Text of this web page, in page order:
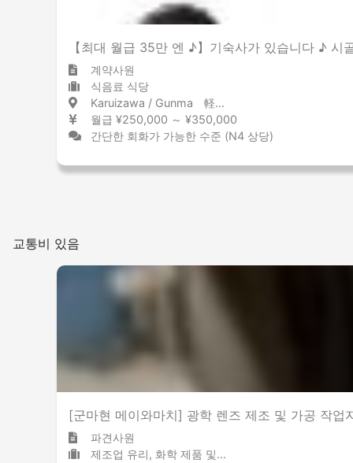
【최대 월급 35만 엔 ♪】기숙사가 있습니다 ♪ 시
계약사원
식음료 식당
Karuizawa / Gunma 軽井沢 / 群馬県
월급 ¥250,000 ～ ¥350,000
간단한 회화가 가능한 수준 (N4 상당)
교통비 있음
[군마현 메이와마치] 광학 렌즈 제조 및 가공 작업
파견사원
제조업 유리, 화학 제품 및 석유